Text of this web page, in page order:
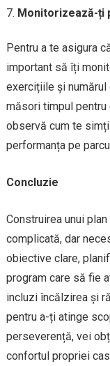
Monitorizează-ți
Pentru a te asigura
important să îți
exercițiile și
măsori timpul pentru
observă cum te
performanța pe
Concluzie
Construirea unui
complicată, dar
obiective clare,
program care să fie
incluzi încălzirea și
pentru a-ți atinge
perseverență, vei
confortul propriei